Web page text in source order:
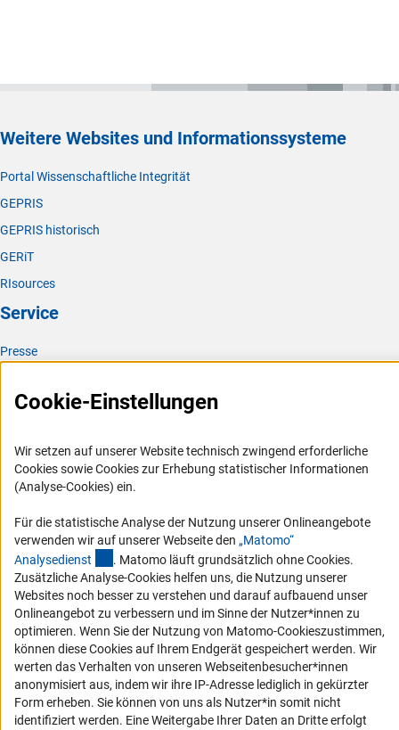
Weitere Websites und Informationssysteme
Portal Wissenschaftliche Integrität
GEPRIS
GEPRIS historisch
GERiT
RIsources
Service
Presse
Karriere
RSS-Feeds
Compliance
Barrierefreiheit
Service und Informationen für Menschen mit Behinderungen
Erklärung zur Barrierefreiheit
Barriere melden
DFG-aktuell
Erhalten Sie Neuigkeiten aus der DFG direkt in Ihr Mailpostfach oder
schauen Sie sich die Ausgaben online an.
Cookie-Einstellungen
Wir setzen auf unserer Website technisch zwingend erforderliche
Cookies sowie Cookies zur Erhebung statistischer Informationen
(Analyse-Cookies) ein.
Für die statistische Analyse der Nutzung unserer Onlineangebote
verwenden wir auf unserer Webseite den „Matomo“
Analysedienst (externer Link)
. Matomo läuft grundsätzlich ohne Cookies.
Zusätzliche Analyse-Cookies helfen uns, die Nutzung unserer
Websites noch besser zu verstehen und darauf aufbauend unser
Onlineangebot zu verbessern und im Sinne der Nutzer*innen zu
optimieren. Wenn Sie der Nutzung von Matomo-Cookieszustimmen,
können diese Cookies auf Ihrem Endgerät gespeichert werden. Wir
werten das Verhalten von unseren Webseitenbesucher*innen
anonymisiert aus, indem wir ihre IP-Adresse lediglich in gekürzter
Form erheben. Sie können von uns als Nutzer*in somit nicht
identifiziert werden. Eine Weitergabe Ihrer Daten an Dritte erfolgt